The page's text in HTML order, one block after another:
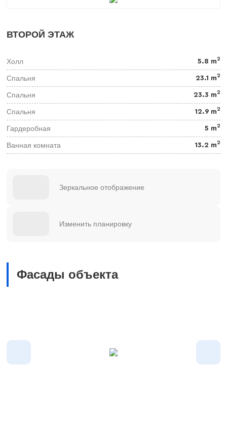
ВТОРОЙ ЭТАЖ
Холл 5.8 m2
Спальня 23.1 m2
Спальня 23.3 m2
Спальня 12.9 m2
Гардеробная 5 m2
Ванная комната 13.2 m2
Зеркальное отображение
Изменить планировку
Фасады объекта